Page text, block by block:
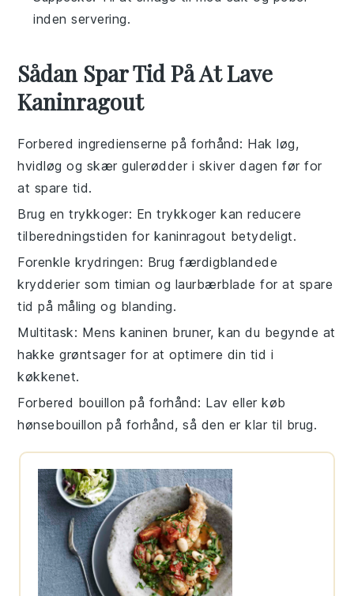
inden servering.
Sådan Spar Tid På At Lave
Kaninragout
Forbered ingredienserne på forhånd: Hakløg,
hvidløg og skærgulerødder i skiver dagen før for
at spare tid.
Brug en trykkoger: En trykkoger kan reducere
tilberedningstiden for kaninragout betydeligt.
Forenkle krydringen: Brug færdigblandede
krydderier som timian og laurbærblade for at spare
tid på måling og blanding.
Multitask: Menskaninen bruner, kan du begynde at
hakkegrøntsager for at optimere din tid i
køkkenet.
Forbered bouillon på forhånd: Lav eller køb
hønsebouillon på forhånd, så den er klar til brug.